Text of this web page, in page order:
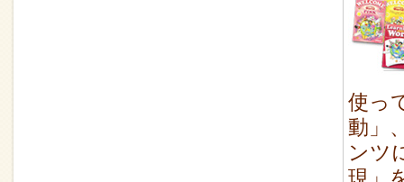
使っ
動」
ンツ